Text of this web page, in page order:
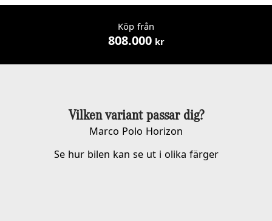
Köp från
808.000kr
Vilken variant passar dig?
Marco Polo Horizon
Se hur bilen kan se ut i olika färger